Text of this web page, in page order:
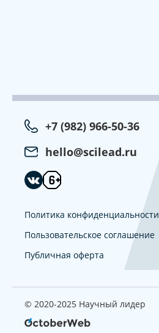
+7 (982) 966-50-36
hello@scilead.ru
Политика конфиденциальности
Пользовательское соглашение
Публичная оферта
© 2020-2025 Научный лидер